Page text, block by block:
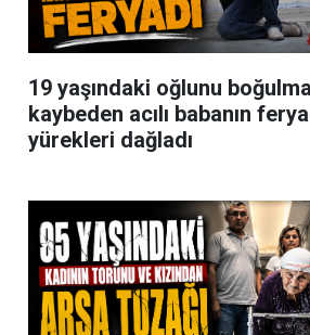
19 yaşındaki oğlunu
kaybeden acılı babanın
yürekleri dağladı